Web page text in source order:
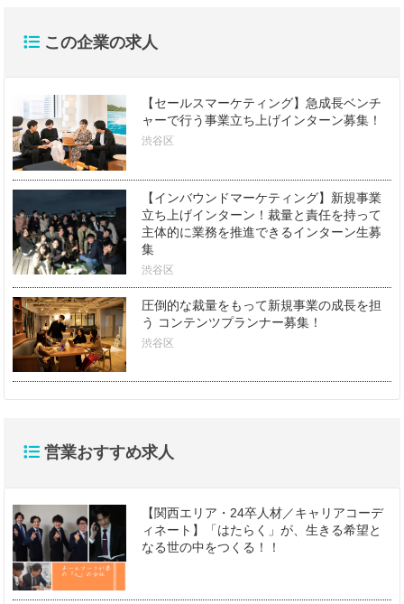
この企業の求人
【セールスマーケティング】急成長ベンチ
ャーで行う事業立ち上げインターン募集！
渋谷区
【インバウンドマーケティング】新規事業
立ち上げインターン！裁量と責任を持って
主体的に業務を推進できるインターン生募
集
渋谷区
圧倒的な裁量をもって新規事業の成長を担
う コンテンツプランナー募集！
渋谷区
営業おすすめ求人
【関西エリア・24卒人材／キャリアコーデ
ィネート】「はたらく」が、生きる希望と
なる世の中をつくる！！